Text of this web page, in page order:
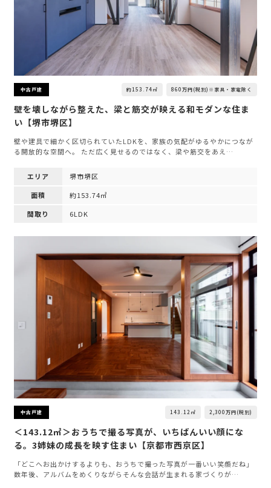
中古戸建 約153.74㎡ 860万円(税別)※家具・家電除く
壁を壊しながら整えた、梁と筋交が映える和モダンな住ま
い【堺市堺区】
壁や建具で細かく区切られていたLDKを、家族の気配がゆるやかにつなが
る開放的な空間へ。 ただ広く見せるのではなく、梁や筋交をあえ…
エリア
堺市堺区
面積
約153.74㎡
間取り
6LDK
中古戸建 143.12㎡ 2,300万円(税別)
＜143.12㎡＞おうちで撮る写真が、いちばんいい顔にな
る。3姉妹の成長を映す住まい【京都市西京区】
「どこへお出かけするよりも、おうちで撮った写真が一番いい笑顔だね」
数年後、アルバムをめくりながらそんな会話が生まれる家づくりが…